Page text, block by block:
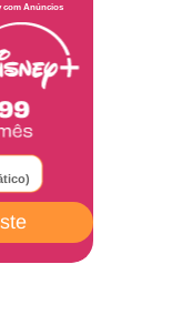
com Anúncios